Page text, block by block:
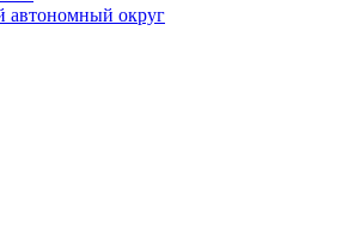
автономный округ